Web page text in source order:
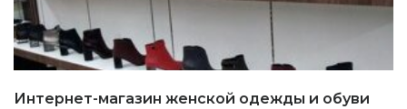
Интернет-магазин женской одежды и обуви